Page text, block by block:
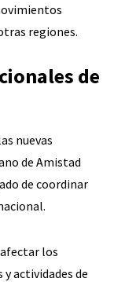
regiones.
de
nuevas
de Amistad
de coordinar
los
actividades de